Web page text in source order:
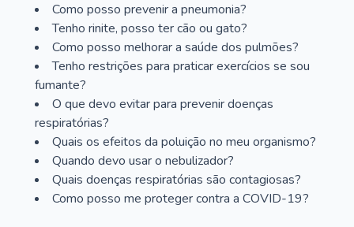
Como posso prevenir a pneumonia?
Tenho rinite, posso ter cão ou gato?
Como posso melhorar a saúde dos pulmões?
Tenho restrições para praticar exercícios se sou
fumante?
O que devo evitar para prevenir doenças
respiratórias?
Quais os efeitos da poluição no meu organismo?
Quando devo usar o nebulizador?
Quais doenças respiratórias são contagiosas?
Como posso me proteger contra a COVID-19?